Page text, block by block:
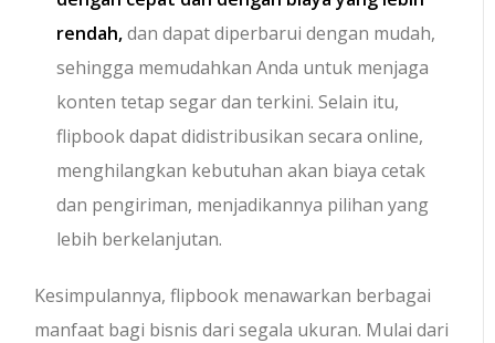
rendah,dan dapat diperbarui dengan mudah,
sehingga memudahkan Anda untuk menjaga
konten tetap segar dan terkini. Selain itu,
flipbook dapat didistribusikan secara online,
menghilangkan kebutuhan akan biaya cetak
dan pengiriman, menjadikannya pilihan yang
lebih berkelanjutan.
Kesimpulannya, flipbook menawarkan berbagai
manfaat bagi bisnis dari segala ukuran. Mulai dari